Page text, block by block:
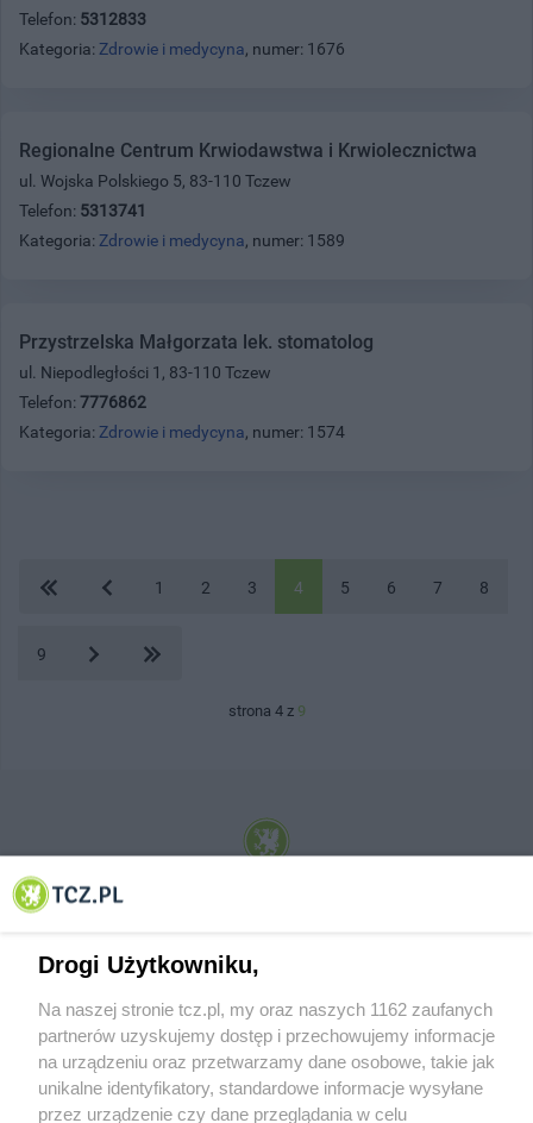
Telefon: 5312833
Kategoria: Zdrowie i medycyna, numer: 1676
Regionalne Centrum Krwiodawstwa i Krwiolecznictwa
ul. Wojska Polskiego 5, 83-110 Tczew
Telefon: 5313741
Kategoria: Zdrowie i medycyna, numer: 1589
Przystrzelska Małgorzata lek. stomatolog
ul. Niepodległości 1, 83-110 Tczew
Telefon: 7776862
Kategoria: Zdrowie i medycyna, numer: 1574
1 2 3 4 5 6 7 8
9
strona 4 z 9
© 2001-2026 Tczew - TCZ.PL Sp. z o.o. Internetowy Serwis Informacyjny Miasta
Drogi Użytkowniku,
Na naszej stronie tcz.pl, my oraz naszych 1162 zaufanych
partnerów uzyskujemy dostęp i przechowujemy informacje
na urządzeniu oraz przetwarzamy dane osobowe, takie jak
unikalne identyfikatory, standardowe informacje wysyłane
przez urządzenie czy dane przeglądania w celu